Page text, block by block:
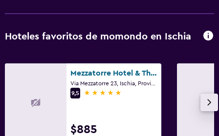
Hoteles favoritos de momondo en Ischia
Mezzatorre Hotel & Thermal Spa
9,5
5 estrellas
$885